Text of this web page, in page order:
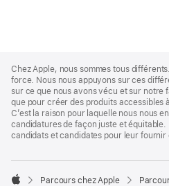
Footer
Chez Apple, nous sommes tous
force. Nous nous appuyons sur ces
sur ce que nous avons vécu et sur notre
que pour créer des produits accessibles
C’est la raison pour laquelle nous nous
candidatures de façon juste et
candidats et candidates pour leur fournir

Parcours chez Apple